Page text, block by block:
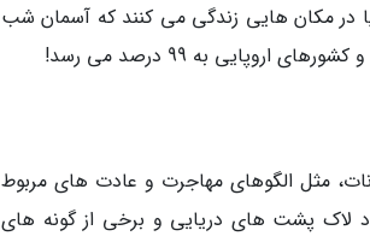
در مکان هایی زندگی می کنند که آسمان شب
به 99 درصد می رسد!
مثل الگوهای مهاجرت و عادت های مربوط
لاک پشت های دریایی و برخی از گونه های